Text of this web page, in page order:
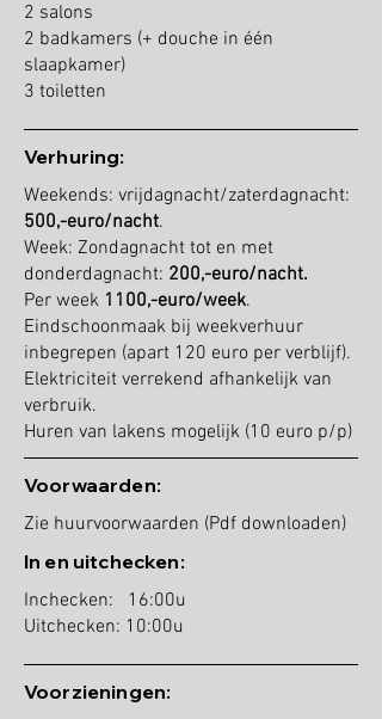
2 salons
2 badkamers (+ douche in één
slaapkamer)
3 toiletten
Verhuring:
Weekends: vrijdagnacht/zaterdagnacht:
500,-euro/nacht.
Week: Zondagnacht tot en met
donderdagnacht: 200,-euro/nacht.
Per week 1100,-euro/week.
Eindschoonmaak bij weekverhuur
inbegrepen (apart 120 euro per verblijf).
Elektriciteit verrekend afhankelijk van
verbruik.
Huren van lakens mogelijk (10 euro p/p)
Voorwaarden:
Zie huurvoorwaarden (Pdf downloaden)
In en uitchecken:
Inchecken: 16:00u
Uitchecken: 10:00u
Voorzieningen: